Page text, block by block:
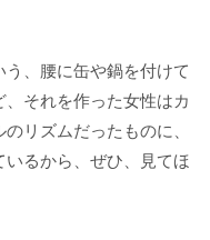
う、腰に缶や鍋を付けて
それを作った女性はカ
リズムだったものに、
るから、ぜひ、見てほ